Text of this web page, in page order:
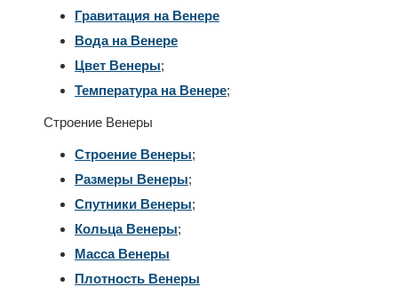
Гравитация на Венере
Вода на Венере
Цвет Венеры;
Температура на Венере;
Строение Венеры
Строение Венеры;
Размеры Венеры;
Спутники Венеры;
Кольца Венеры;
Масса Венеры
Плотность Венеры